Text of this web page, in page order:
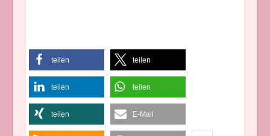
teilen teilen
teilen teilen
teilen E-Mail